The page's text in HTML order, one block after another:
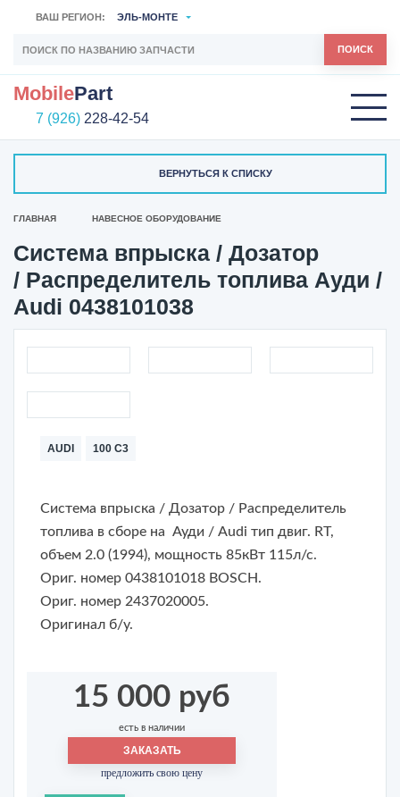
ВАШ РЕГИОН: ЭЛЬ-МОНТЕ
ПОИСК
MobilePart
7 (926) 228-42-54
ВЕРНУТЬСЯ К СПИСКУ
ГЛАВНАЯ НАВЕСНОЕ ОБОРУДОВАНИЕ
Система впрыска / Дозатор
/ Распределитель топлива Ауди /
Audi 0438101038
AUDI 100 C3
Система впрыска / Дозатор / Распределитель
топлива в сборе на Ауди / Audi тип двиг. RT,
объем 2.0 (1994), мощность 85кВт 115л/с.
Ориг. номер 0438101018 BOSCH.
Ориг. номер 2437020005.
Оригинал б/у.
15 000 руб
есть в наличии
ЗАКАЗАТЬ
предложить свою цену